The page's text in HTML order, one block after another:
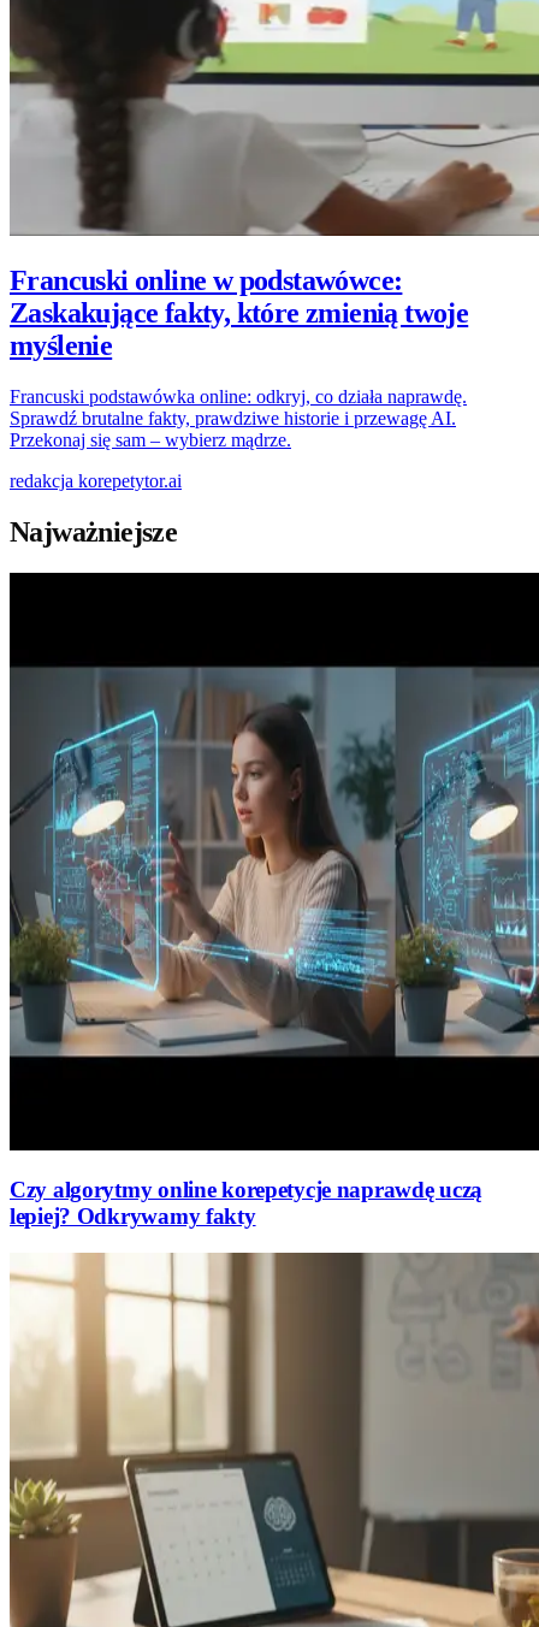
Francuski online w podstawówce:
Zaskakujące fakty, które zmienią twoje
myślenie
Francuski podstawówka online: odkryj, co działa naprawdę.
Sprawdź brutalne fakty, prawdziwe historie i przewagę AI.
Przekonaj się sam – wybierz mądrze.
redakcja korepetytor.ai
Najważniejsze
Czy algorytmy online korepetycje naprawdę uczą
lepiej? Odkrywamy fakty